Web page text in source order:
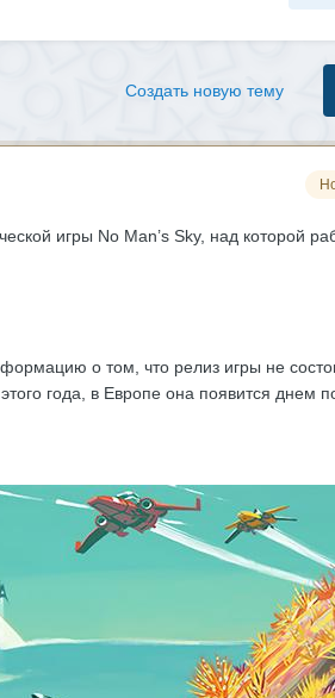
Создать новую тему
игры No Man’s Sky, над которой
о том, что релиз игры не
года, в Европе она появится днем